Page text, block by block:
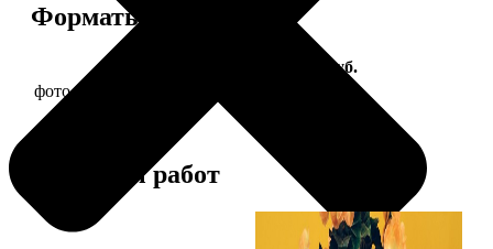
Форматы и цены
Цена, руб.
фото 15х15 в деревянной рамке
Примеры работ